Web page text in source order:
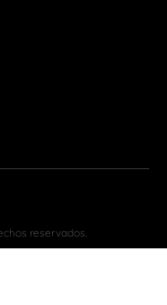
reservados.